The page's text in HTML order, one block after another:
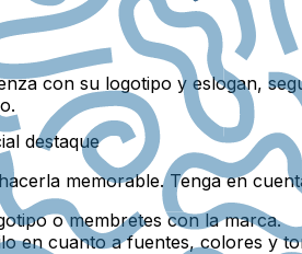
con su logotipo y eslogan,
destaque
memorable. Tenga en
o membretes con la marca.
en cuanto a fuentes, colores y